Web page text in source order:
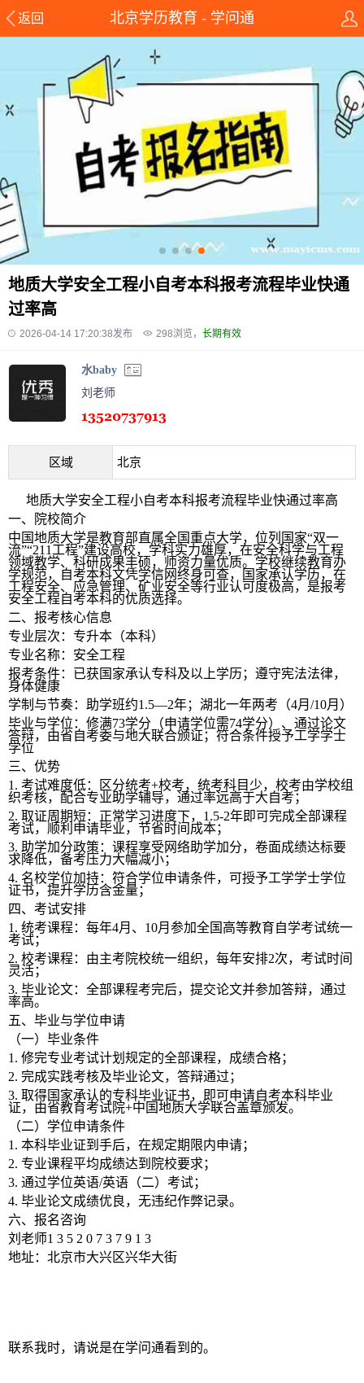
返回 北京学历教育 - 学问通
地质大学安全工程小自考本科报考流程毕业快通
过率高
2026-04-14 17:20:38发布 298浏览， 长期有效
水baby
刘老师
区域 北京
地质大学安全工程小自考本科报考流程毕业快通过率高
一、院校简介
中国地质大学是教育部直属全国重点大学，位列国家“双一
流”“211工程”建设高校，学科实力雄厚，在安全科学与工程
领域教学、科研成果丰硕，师资力量优质。学校继续教育办
学规范，自考本科文凭学信网终身可查，国家承认学历，在
工程安全、应急管理、矿业安全等行业认可度极高，是报考
安全工程自考本科的优质选择。
二、报考核心信息
专业层次：专升本（本科）
专业名称：安全工程
报考条件：已获国家承认专科及以上学历；遵守宪法法律，
身体健康
学制与节奏：助学班约1.5—2年；湖北一年两考（4月/10月）
毕业与学位：修满73学分（申请学位需74学分）、通过论文
答辩，由省自考委与地大联合颁证；符合条件授予工学学士
学位
三、优势
1. 考试难度低：区分统考+校考，统考科目少，校考由学校组
织考核，配合专业助学辅导，通过率远高于大自考；
2. 取证周期短：正常学习进度下，1.5-2年即可完成全部课程
考试，顺利申请毕业，节省时间成本；
3. 助学加分政策：课程享受网络助学加分，卷面成绩达标要
求降低，备考压力大幅减小；
4. 名校学位加持：符合学位申请条件，可授予工学学士学位
证书，提升学历含金量；
四、考试安排
1. 统考课程：每年4月、10月参加全国高等教育自学考试统一
考试；
2. 校考课程：由主考院校统一组织，每年安排2次，考试时间
灵活；
3. 毕业论文：全部课程考完后，提交论文并参加答辩，通过
率高。
五、毕业与学位申请
（一）毕业条件
1. 修完专业考试计划规定的全部课程，成绩合格；
2. 完成实践考核及毕业论文，答辩通过；
3. 取得国家承认的专科毕业证书，即可申请自考本科毕业
证，由省教育考试院+中国地质大学联合盖章颁发。
（二）学位申请条件
1. 本科毕业证到手后，在规定期限内申请；
2. 专业课程平均成绩达到院校要求；
3. 通过学位英语/英语（二）考试；
4. 毕业论文成绩优良，无违纪作弊记录。
六、报名咨询
刘老师1 3 5 2 0 7 3 7 9 1 3
地址：北京市大兴区兴华大街
联系我时，请说是在学问通看到的。